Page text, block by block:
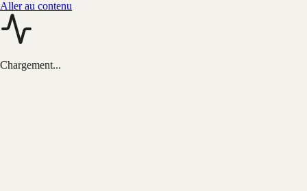
Aller au contenu
Chargement...